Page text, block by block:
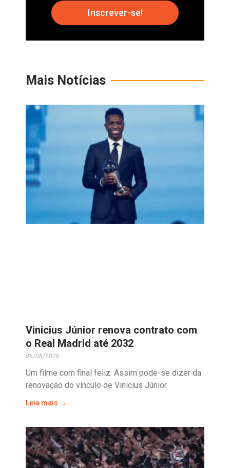
Inscrever-se!
Mais Notícias
Vinicius Júnior renova contrato com
o Real Madrid até 2032
06/08/2026
Um filme com final feliz. Assim pode-se dizer da
renovação do vínculo de Vinicius Júnior
Leia mais →